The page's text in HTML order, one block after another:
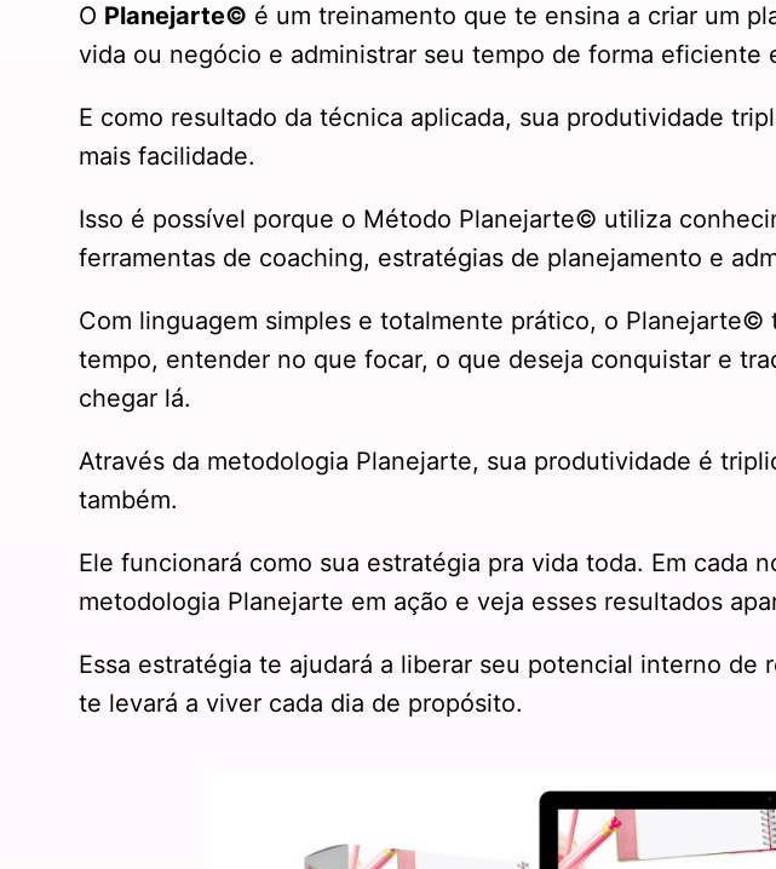
O Planejarte© é um treinamento que te ensina a criar um
vida ou negócio e administrar seu tempo de forma eficiente
E como resultado da técnica aplicada, sua produtividade
mais facilidade.
Isso é possível porque o Método Planejarte© utiliza
ferramentas de coaching, estratégias de planejamento e
Com linguagem simples e totalmente prático, o Planejarte©
tempo, entender no que focar, o que deseja conquistar e
chegar lá.
Através da metodologia Planejarte, sua produtividade é
também.
Ele funcionará como sua estratégia pra vida toda. Em cada
metodologia Planejarte em ação e veja esses resultados
Essa estratégia te ajudará a liberar seu potencial interno
te levará a viver cada dia de propósito.